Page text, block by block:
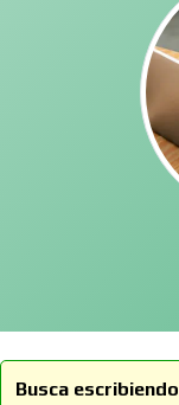
Busca